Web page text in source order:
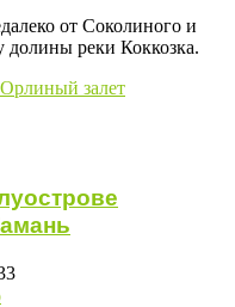
от Соколиного и
долины реки Коккозка.
залет